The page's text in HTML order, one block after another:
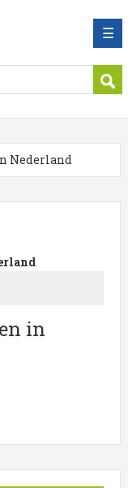
☰
Nederland
.
De
in